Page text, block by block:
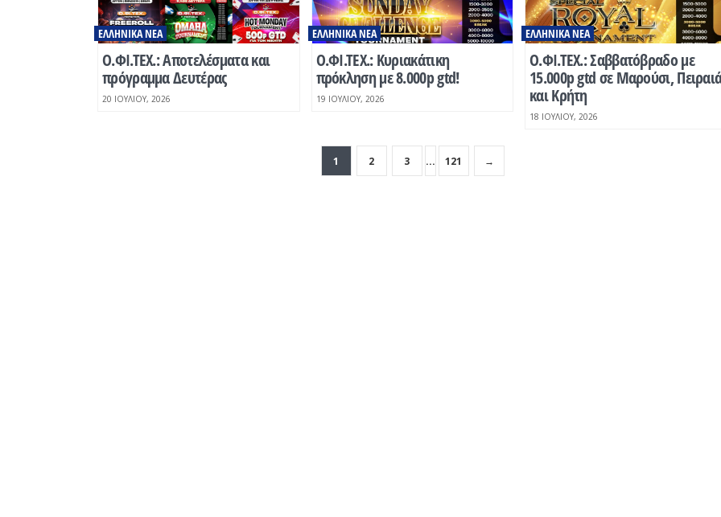
Ο.ΦΙ.ΤΕΧ.: Αποτελέσματα και
πρόγραμμα Δευτέρας
ΕΛΛΗΝΙΚΆ ΝΈΑ
20 ΙΟΥΛΊΟΥ, 2026
Ο.ΦΙ.ΤΕΧ.: Κυριακάτικη
πρόκληση με 8.000p gtd!
ΕΛΛΗΝΙΚΆ ΝΈΑ
19 ΙΟΥΛΊΟΥ, 2026
O.ΦΙ.ΤΕΧ.: Σαββατόβραδο με
15.000p gtd σε Μαρούσι,
και Κρήτη
ΕΛΛΗΝΙΚΆ ΝΈΑ
18 ΙΟΥΛΊΟΥ, 2026
1 2 3 ... 121 →